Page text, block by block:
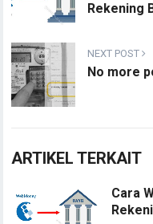
Rekening
NEXT POST
No more
ARTIKEL TERKAIT
Cara